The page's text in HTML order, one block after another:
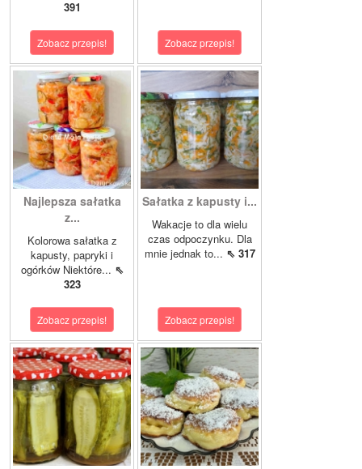
391
Zobacz przepis! Zobacz przepis!
Najlepsza sałatka
z...
Kolorowa sałatka z
kapusty, papryki i
ogórków Niektóre... ⇖
323
Zobacz przepis!
Sałatka z kapusty i...
Wakacje to dla wielu
czas odpoczynku. Dla
mnie jednak to... ⇖ 317
Zobacz przepis!